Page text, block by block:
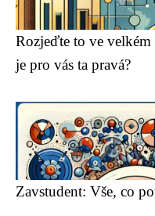
Rozjeďte to ve
je pro vás ta pravá?
Zavstudent: Vše, co